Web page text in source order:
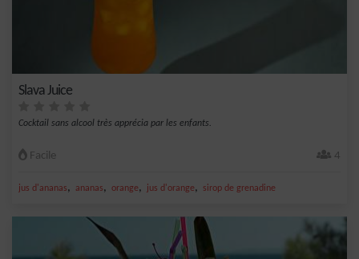
Slava Juice
Cocktail sans alcool très apprécia par les enfants.
Facile 4
jus d'ananas, ananas, orange, jus d'orange, sirop de grenadine